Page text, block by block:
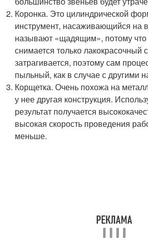
Коронка. Это цилиндрической
инструмент, насаживающийся на
называют «щадящим», потому
снимается только лакокрасочный
затрагивается, поэтому сам
пыльный, как в случае с другими
Корщетка. Очень похожа на
у нее другая конструкция.
результат получается
высокая скорость проведения
меньше.